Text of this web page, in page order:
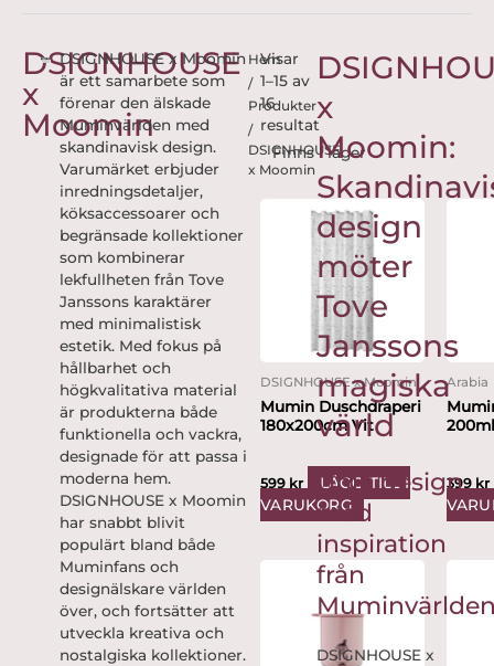
DSIGNHOUSE
x
Moomin
DSIGNHOUSE x Moomin
är ett samarbete som
förenar den älskade
Muminvärlden med
skandinavisk design.
Varumärket erbjuder
inredningsdetaljer,
köksaccessoarer och
begränsade kollektioner
som kombinerar
lekfullheten från Tove
Janssons karaktärer
med minimalistisk
estetik. Med fokus på
hållbarhet och
högkvalitativa material
är produkterna både
funktionella och vackra,
designade för att passa i
moderna hem.
DSIGNHOUSE x Moomin
har snabbt blivit
populärt bland både
Muminfans och
designälskare världen
över, och fortsätter att
utveckla kreativa och
nostalgiska kollektioner.
Hem
/
Produkter
/
DSIGNHOUSE
x Moomin
Visar
1–15 av
16
resultat
DSIGNHOUSE x Moomin
Mumin Duschdraperi
180x200cm Vit
599 kr
LÄGG TILL I
VARUKORG
Arabia
200ml
399 kr
x
Moomin:
design
möter
Tove
Janssons
magiska
värld
Unik design
med
inspiration
från
DSIGNHOUSE x